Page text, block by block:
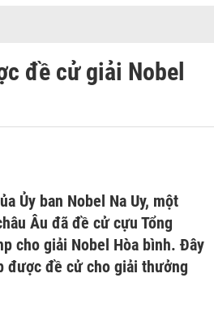
đề cử giải Nobel
Ủy ban Nobel Na Uy, một
Âu đã đề cử cựu Tổng
cho giải Nobel Hòa bình. Đây
được đề cử cho giải thưởng